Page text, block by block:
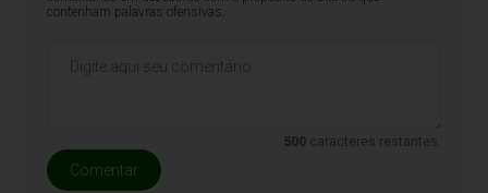
contenham palavras ofensivas.
500 caracteres restantes.
Comentar